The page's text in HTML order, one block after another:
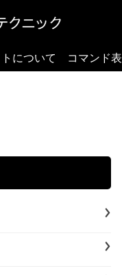
について コマンド